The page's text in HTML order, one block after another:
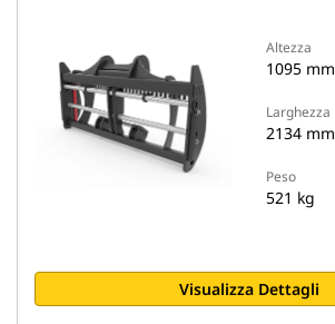
Altezza
1095 mm
Larghezza
2134 mm
Peso
521 kg
Visualizza Dettagli